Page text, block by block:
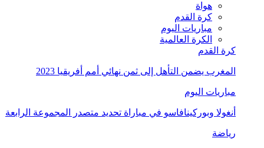
هواة
كرة القدم
مباريات اليوم
الكرة العالمية
كرة القدم
المغرب يضمن التأهل إلى ثمن نهائي أمم أفريقيا 2023
مباريات اليوم
أنغولا وبوركينافاسو في مباراة تحديد متصدر المجموعة الرابعة
رياضة